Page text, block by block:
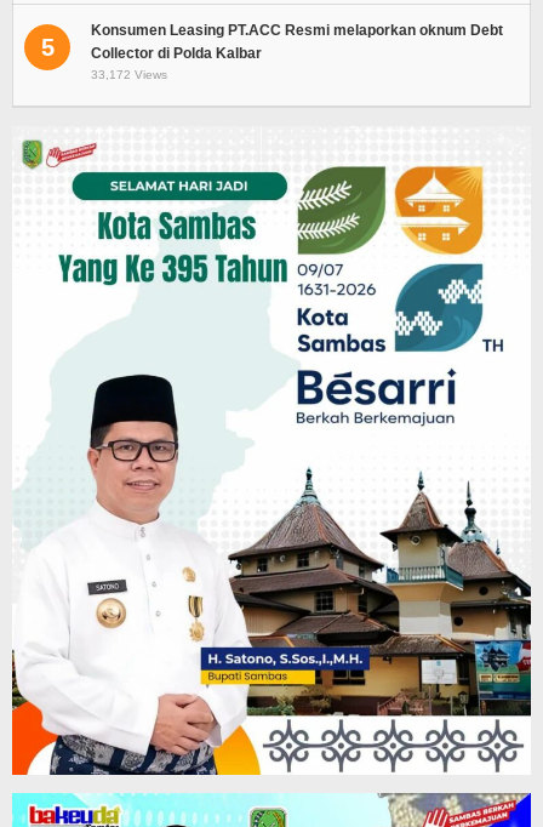
5
Konsumen Leasing PT.ACC Resmi melaporkan oknum Debt
Collector di Polda Kalbar
33,172 Views